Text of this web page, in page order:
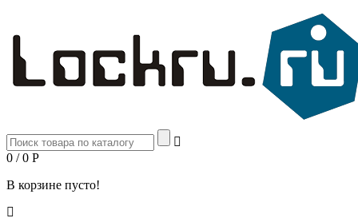
0 / 0 Р
В корзине пусто!